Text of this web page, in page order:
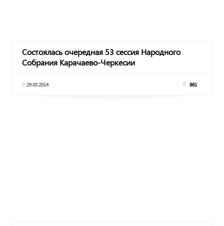
Состоялась очередная 53 сессия Народного
Собрания Карачаево-Черкесии
29.05.2014 861